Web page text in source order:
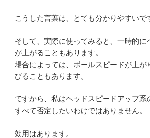
こうした言葉は、とても分かりやすいで
そして、実際に使ってみると、一時的に
が上がることもあります。
場合によっては、ボールスピードが上が
びることもあります。
ですから、私はヘッドスピードアップ系
すべて否定したいわけではありません。
効用はあります。